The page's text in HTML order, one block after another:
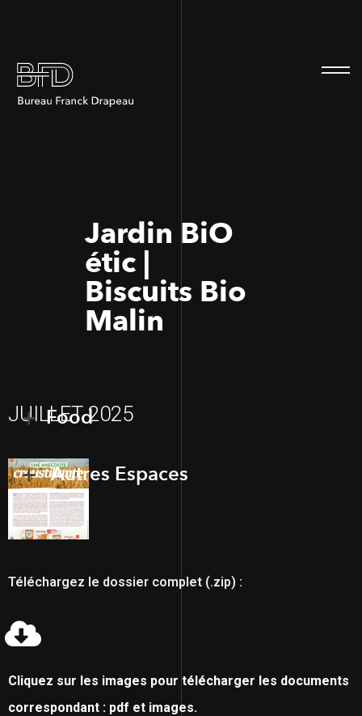
Jardin BiO
étic |
Biscuits Bio
Malin
JUILLET 2025
Food
Autres Espaces
Téléchargez le dossier complet (.zip) :
Cliquez sur les images pour télécharger les documents
correspondant : pdf et images.